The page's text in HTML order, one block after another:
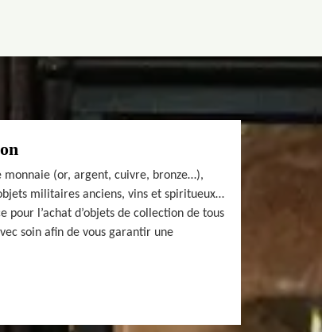
monnaie (or, argent, cuivre, bronze…),
militaires anciens, vins et spiritueux…
pour l’achat d’objets de collection de tous
soin afin de vous garantir une